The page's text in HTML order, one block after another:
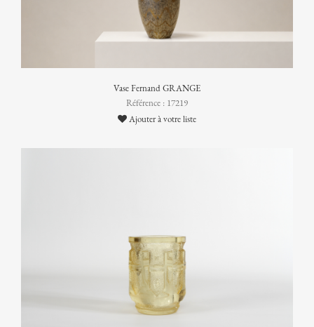
Vase Fernand GRANGE
Référence : 17219
Ajouter à votre liste